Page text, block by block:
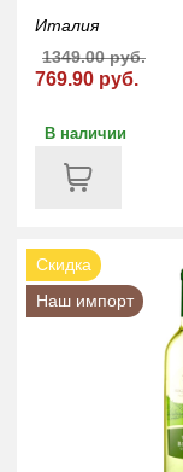
Италия
769.90 руб.
1349.00 руб.
В наличии
Скидка
Наш импорт